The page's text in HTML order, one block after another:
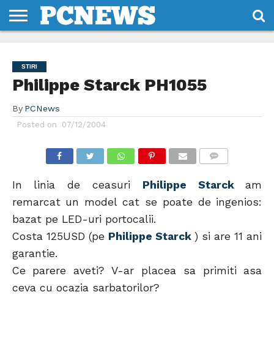
NOI
SI
CONDITII
STIRI
Philippe Starck PH1055
By PCNews
Posted on 07/12/2004
In linia de ceasuri Philippe Starckam
remarcat un model cat se poate de ingenios:
bazat pe LED-uri portocalii.
Costa 125USD (pe Philippe Starck) si are 11 ani
garantie.
Ce parere aveti? V-ar placea sa primiti asa
ceva cu ocazia sarbatorilor?